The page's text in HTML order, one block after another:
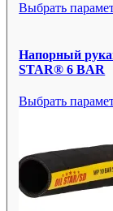
Выбрать
Напорный
STAR® 6 BAR
Выбрать